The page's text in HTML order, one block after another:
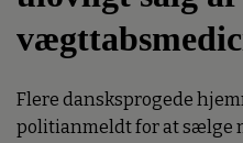
Flere dansksprogede
politianmeldt for at sælge